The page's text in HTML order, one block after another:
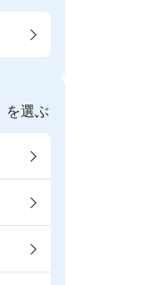
を選ぶ